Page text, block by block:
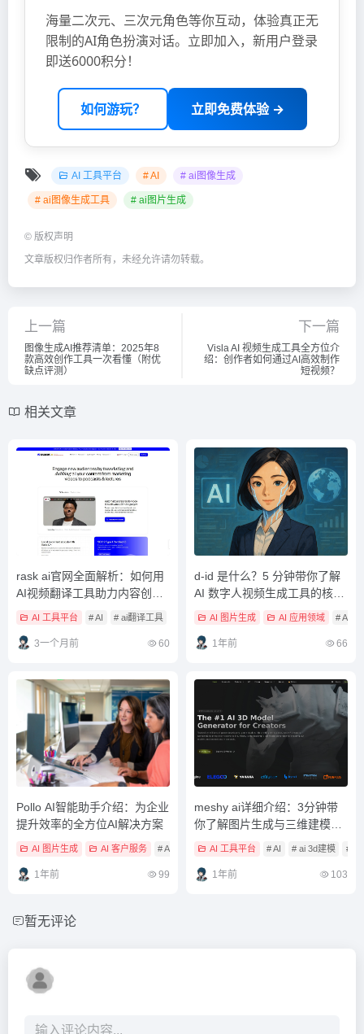
海量二次元、三次元角色等你互动，体验真正无
限制的AI角色扮演对话。立即加入，新用户登录
即送6000积分！
如何游玩？ 立即免费体验 →
AI 工具平台 # AI # ai图像生成
# ai图像生成工具 # ai图片生成
© 版权声明
文章版权归作者所有，未经允许请勿转载。
上一篇
图像生成AI推荐清单：2025年8
款高效创作工具一次看懂（附优
缺点评测）
下一篇
Visla AI 视频生成工具全方位介
绍：创作者如何通过AI高效制作
短视频？
相关文章
rask ai官网全面解析：如何用
AI视频翻译工具助力内容创作
者高效出海？
AI 工具平台 # AI # ai翻译工具 # ai视频翻译
3一个月前 60
d-id 是什么？5 分钟带你了解
AI 数字人视频生成工具的核心
AI 图片生成 AI 应用领域 # AI
1年前 66
Pollo AI智能助手介绍：为企业
提升效率的全方位AI解决方案
AI 图片生成 AI 客户服务 # AI # AI 工具教學 # ai图片生成
1年前 99
meshy ai详细介绍：3分钟带
你了解图片生成与三维建模的
AI新利器
AI 工具平台 # AI # ai 3d建模 # ai
1年前 103
暂无评论